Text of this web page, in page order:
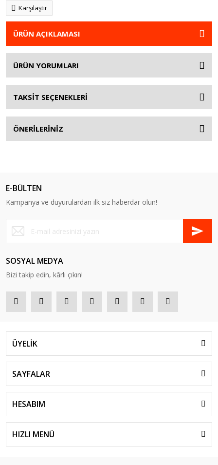
Karşılaştır
ÜRÜN AÇIKLAMASI
ÜRÜN YORUMLARI
TAKSİT SEÇENEKLERİ
ÖNERİLERİNİZ
E-BÜLTEN
Kampanya ve duyurulardan ilk siz haberdar olun!
SOSYAL MEDYA
Bizi takip edin, kârlı çıkın!
ÜYELİK
SAYFALAR
HESABIM
HIZLI MENÜ